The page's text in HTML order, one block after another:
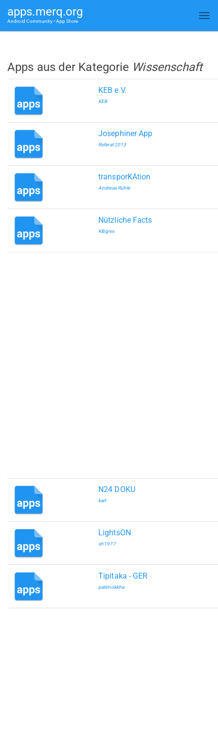
apps.merq.org
Android Community • App Store
Apps aus der Kategorie Wissenschaft
KEB e.V.
KEB
Josephiner App
Referat 2013
transporKAtion
Andreas Rühle
Nützliche Facts
Kibgies
N24 DOKU
karl
LightsON
sh1977
Tipitaka - GER
patimokkha